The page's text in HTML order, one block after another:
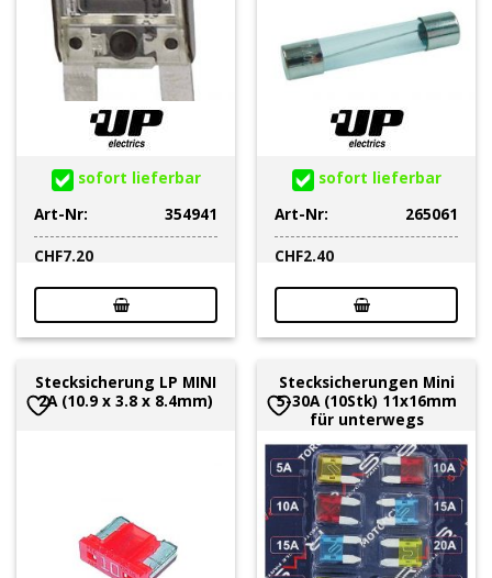
sofort lieferbar
Art-Nr:
354941
CHF7.20
sofort lieferbar
Art-Nr:
265061
CHF2.40
Stecksicherung LP MINI
2A (10.9 x 3.8 x 8.4mm)
Stecksicherungen Mini
5-30A (10Stk) 11x16mm
für unterwegs